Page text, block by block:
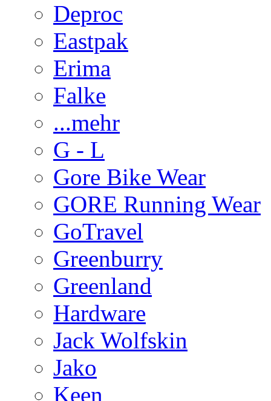
Deproc
Eastpak
Erima
Falke
...mehr
G - L
Gore Bike Wear
GORE Running Wear
GoTravel
Greenburry
Greenland
Hardware
Jack Wolfskin
Jako
Keen